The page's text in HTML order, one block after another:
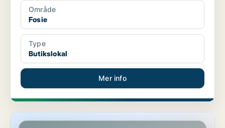
Område
Fosie
Type
Butikslokal
Mer info
Kontor i Malmö Centrum